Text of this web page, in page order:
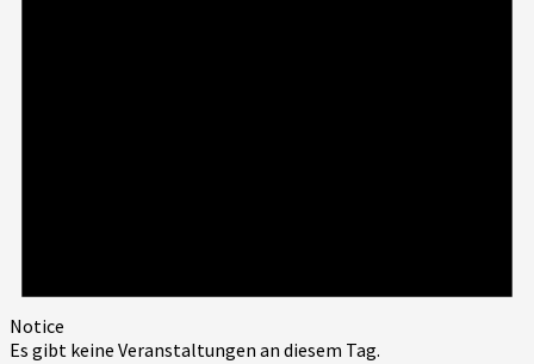
Notice
Es gibt keine Veranstaltungen an diesem Tag.